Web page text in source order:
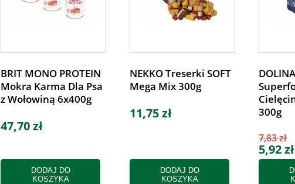
BRIT MONO PROTEIN
Mokra Karma Dla Psa
z Wołowiną 6x400g
47,70 zł
DODAJ DO
KOSZYKA
NEKKO Treserki SOFT
Mega Mix 300g
11,75 zł
DODAJ DO
KOSZYKA
300g
7,83 zł
5,92 zł